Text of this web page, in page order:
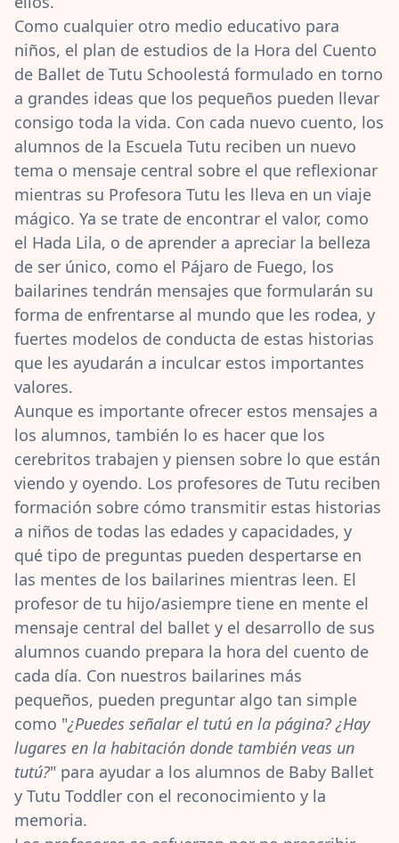
Como cualquier otro medio educativo para
niños, el plan de estudios de la Hora del Cuento
de Ballet de Tutu Schoolestá formulado en torno
a grandes ideas que los pequeños pueden llevar
consigo toda la vida. Con cada nuevo cuento, los
alumnos de la Escuela Tutu reciben un nuevo
tema o mensaje central sobre el que reflexionar
mientras su Profesora Tutu les lleva en un viaje
mágico. Ya se trate de encontrar el valor, como
el Hada Lila, o de aprender a apreciar la belleza
de ser único, como el Pájaro de Fuego, los
bailarines tendrán mensajes que formularán su
forma de enfrentarse al mundo que les rodea, y
fuertes modelos de conducta de estas historias
que les ayudarán a inculcar estos importantes
valores.
Aunque es importante ofrecer estos mensajes a
los alumnos, también lo es hacer que los
cerebritos trabajen y piensen sobre lo que están
viendo y oyendo. Los profesores de Tutu reciben
formación sobre cómo transmitir estas historias
a niños de todas las edades y capacidades, y
qué tipo de preguntas pueden despertarse en
las mentes de los bailarines mientras leen. El
profesor de tu hijo/asiempre tiene en mente el
mensaje central del ballet y el desarrollo de sus
alumnos cuando prepara la hora del cuento de
cada día. Con nuestros bailarines más
pequeños, pueden preguntar algo tan simple
como "¿Puedes señalar el tutú en la página? ¿Hay
lugares en la habitación donde también veas un
tutú?" para ayudar a los alumnos de Baby Ballet
y Tutu Toddler con el reconocimiento y la
memoria.